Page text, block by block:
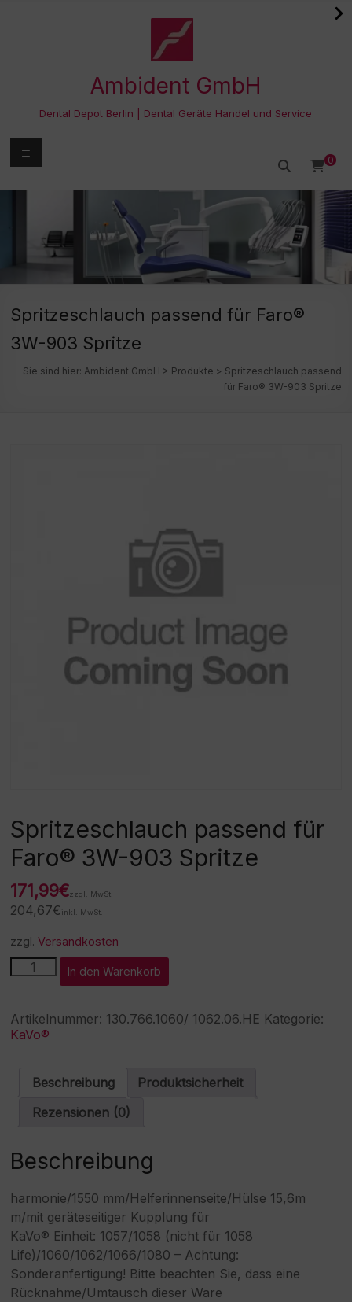
Ambident GmbH
Dental Depot Berlin | Dental Geräte Handel und Service
0
Menü
Spritzeschlauch passend für Faro®
3W-903 Spritze
Sie sind hier: Ambident GmbH > Produkte > Spritzeschlauch passend
für Faro® 3W-903 Spritze
Spritzeschlauch passend für
Faro® 3W-903 Spritze
171,99€zzgl. MwSt.
204,67€ inkl. MwSt.
zzgl.Versandkosten
Spritzeschlauch
passend
Faro®
3W-
903
Menge
In den Warenkorb
l
e
r
i
Artikelnummer: 130.766.1060/ 1062.06.HE Kategorie:
KaVo®
Beschreibung
Produktsicherheit
Rezensionen (0)
Beschreibung
harmonie/1550 mm/Helferinnenseite/Hülse 15,6m
m/mit geräteseitiger Kupplung für
KaVo® Einheit: 1057/1058 (nicht für 1058
Life)/1060/1062/1066/1080 – Achtung:
Sonderanfertigung! Bitte beachten Sie, dass eine
Rücknahme/Umtausch dieser Ware